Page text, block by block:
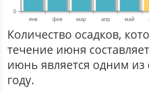
янв фев мар апр май
0
Количество осадков,
течение июня составляет
июнь является одним
году.